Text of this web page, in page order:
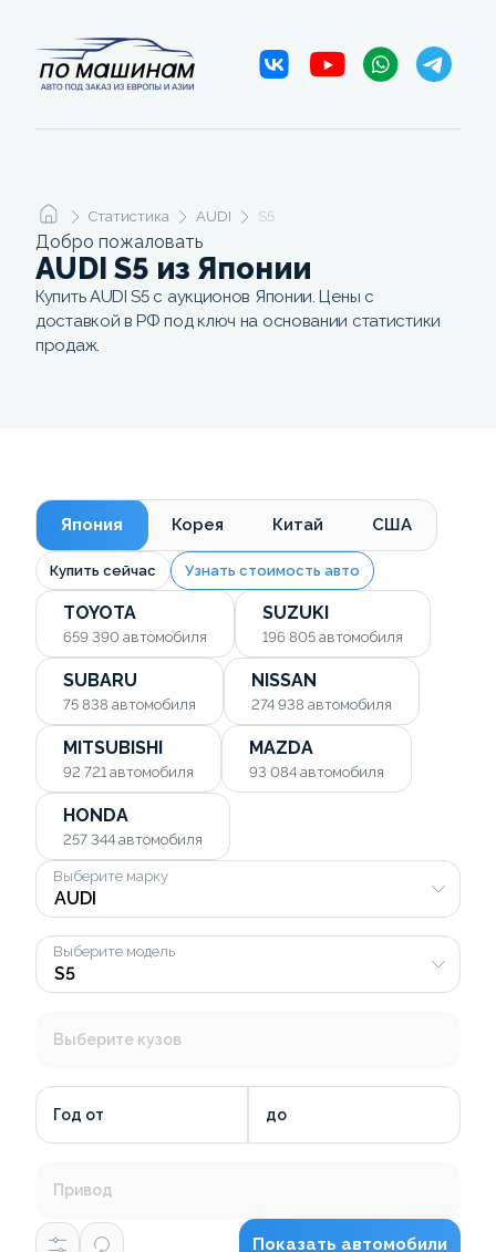
Статистика AUDI S5
Добро пожаловать
AUDI S5 из Японии
Купить AUDI S5 с аукционов Японии. Цены с
доставкой в РФ под ключ на основании статистики
продаж.
Япония Корея Китай США
Купить сейчас Узнать стоимость авто
TOYOTA
659 390 автомобиля
SUZUKI
196 805 автомобиля
SUBARU
75 838 автомобиля
NISSAN
274 938 автомобиля
MITSUBISHI
92 721 автомобиля
MAZDA
93 084 автомобиля
HONDA
257 344 автомобиля
Выберите марку
Выберите модель
Выберите кузов
Год от до
Привод
Показать автомобили